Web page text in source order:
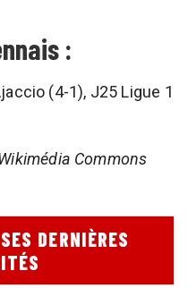
:
(4-1), J25 Ligue 1
Commons
DERNIÈRES